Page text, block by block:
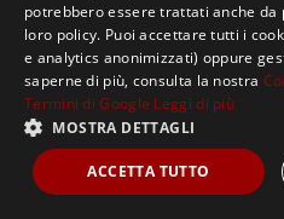
Copyright ©2021,
potrebbero essere trattati anche da
loro policy. Puoi accettare tutti i
e analytics anonimizzati) oppure
saperne di più, consulta la nostra
Termini di Google Leggi di più
MOSTRA DETTAGLI
ACCETTA TUTTO